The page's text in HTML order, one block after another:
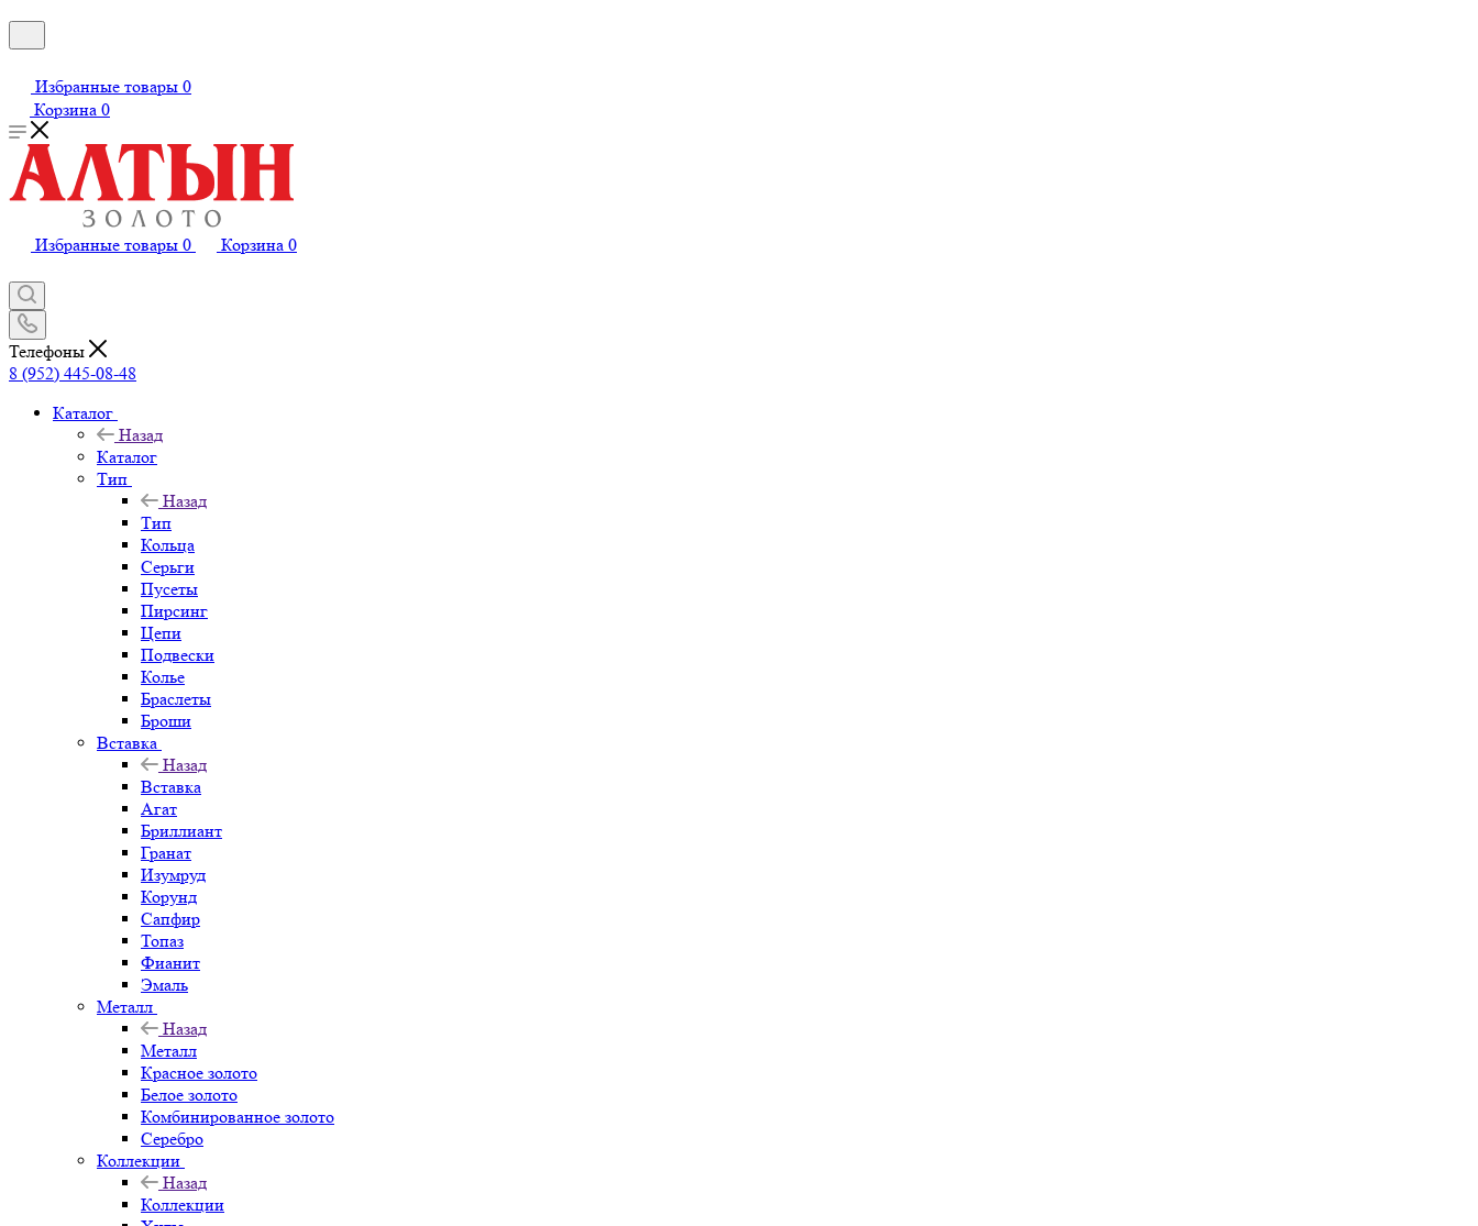
Избранные товары 0
Корзина 0
Избранные товары 0 Корзина 0
Телефоны
8 (952) 445-08-48
Каталог
Назад
Каталог
Тип
Назад
Тип
Кольца
Серьги
Пусеты
Пирсинг
Цепи
Подвески
Колье
Браслеты
Броши
Вставка
Назад
Вставка
Агат
Бриллиант
Гранат
Изумруд
Корунд
Сапфир
Топаз
Фианит
Эмаль
Металл
Назад
Металл
Красное золото
Белое золото
Комбинированное золото
Серебро
Коллекции
Назад
Коллекции